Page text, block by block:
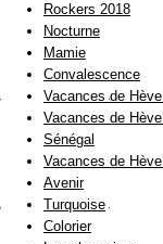
Rockers 2018
Nocturne
Mamie
Convalescence
Vacances de
Vacances de
Sénégal
Vacances de
Avenir
Turquoise
Colorier